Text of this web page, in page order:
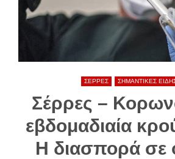
ΣΕΡΡΕΣ ΣΗΜΑΝΤΙΚΕΣ
Σέρρες –
εβδομαδιαία
Η διασπορά σε